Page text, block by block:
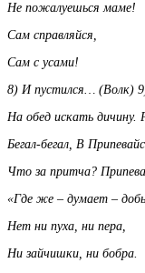
Не пожалуешься маме!
Сам справляйся,
Сам с усами!
8) И пустился…
На обед искать
Бегал-бегал, В
Что за притча?
«Где же – думает –
Нет ни пуха, ни пера,
Ни зайчишки, ни бобра.